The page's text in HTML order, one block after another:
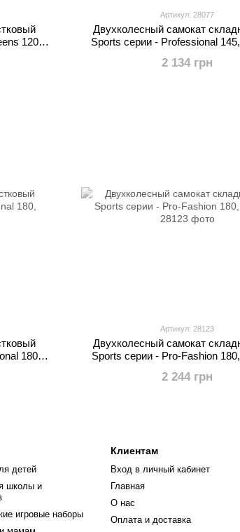
120,
Артикул: 28077
Двухколесный самокат
Sports серии - Professional
2 134 грн
180,
Артикул: 28123
Двухколесный самокат
Sports серии - Pro-Fashion
2 244 грн
детей
школы и
игровые наборы
Клиентам
Вход в личный кабинет
Главная
О нас
Оплата и доставка